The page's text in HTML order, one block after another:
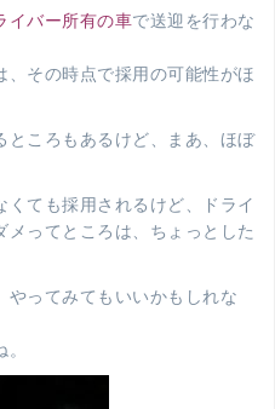
イバー所有の車で送迎を行わな
その時点で採用の可能性がほ
ところもあるけど、まあ、ほぼ
ても採用されるけど、ドライ
ってところは、ちょっとした
やってみてもいいかもしれな